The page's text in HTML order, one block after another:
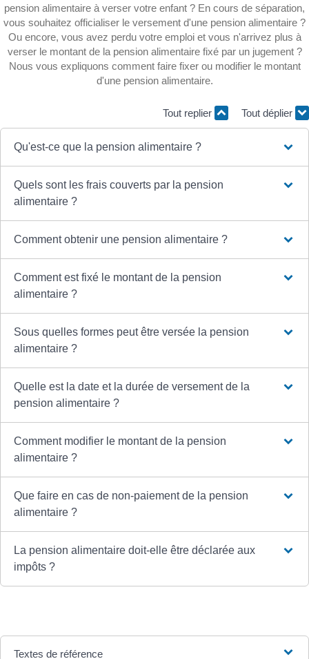
pension alimentaire à verser votre enfant ? En cours de séparation,
vous souhaitez officialiser le versement d'une pension alimentaire ?
Ou encore, vous avez perdu votre emploi et vous n'arrivez plus à
verser le montant de la pension alimentaire fixé par un jugement ?
Nous vous expliquons comment faire fixer ou modifier le montant
d'une pension alimentaire.
Tout replier Tout déplier
Qu'est-ce que la pension alimentaire ?
Quels sont les frais couverts par la pension
alimentaire ?
Comment obtenir une pension alimentaire ?
Comment est fixé le montant de la pension
alimentaire ?
Sous quelles formes peut être versée la pension
alimentaire ?
Quelle est la date et la durée de versement de la
pension alimentaire ?
Comment modifier le montant de la pension
alimentaire ?
Que faire en cas de non-paiement de la pension
alimentaire ?
La pension alimentaire doit-elle être déclarée aux
impôts ?
Textes de référence